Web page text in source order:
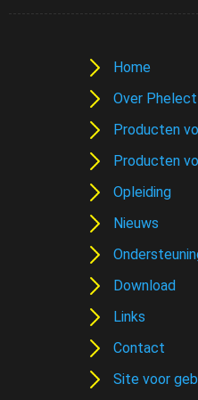
Home
Over Phelect
Producten
Producten
Opleiding
Nieuws
Download
Links
Contact
Site voor